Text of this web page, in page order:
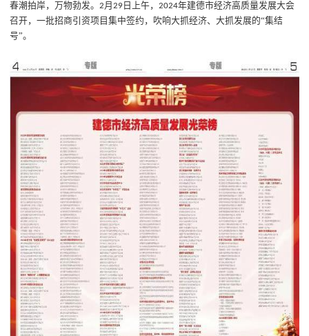
春潮拍岸，万物勃发。2月29 日上午，2024年建德市经济高质量发展大会
召开，一批招商引资项目集中签约，吹响大抓经济、大抓发展的“集结
号”。